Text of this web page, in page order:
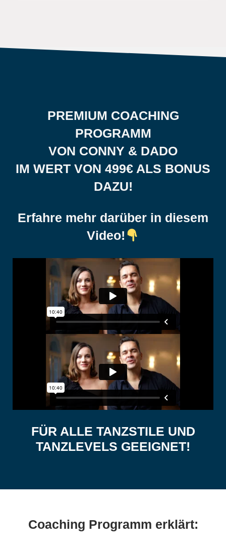
PREMIUM COACHING
PROGRAMM
VON CONNY & DADO
IM WERT VON 499€ ALS BONUS
DAZU!
Erfahre mehr darüber in diesem
Video!
FÜR ALLE TANZSTILE UND
TANZLEVELS GEEIGNET!
Coaching Programm erklärt: